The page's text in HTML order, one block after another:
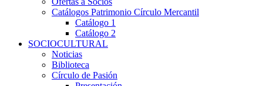
Catálogos Patrimonio Círculo Mercantil
Catálogo 1
Catálogo 2
SOCIOCULTURAL
Noticias
Biblioteca
Círculo de Pasión